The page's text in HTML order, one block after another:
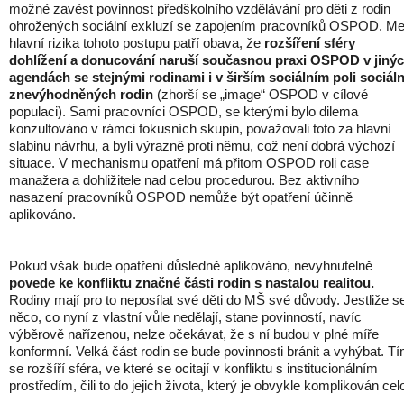
možné zavést povinnost předškolního vzdělávání pro děti z rodin
ohrožených sociální exkluzí se zapojením pracovníků OSPOD.
hlavní rizika tohoto postupu patří obava, že rozšíření sféry
dohlížení a donucování naruší současnou praxi OSPOD v
agendách se stejnými rodinami i v širším sociálním poli
znevýhodněných rodin (zhorší se „image“ OSPOD v cílové
populaci). Sami pracovníci OSPOD, se kterými bylo dilema
konzultováno v rámci fokusních skupin, považovali toto za hlavní
slabinu návrhu, a byli výrazně proti němu, což není dobrá výchozí
situace. V mechanismu opatření má přitom OSPOD roli case
manažera a dohližitele nad celou procedurou. Bez aktivního
nasazení pracovníků OSPOD nemůže být opatření účinně
aplikováno.
Pokud však bude opatření důsledně aplikováno, nevyhnutelně
povede ke konfliktu značné části rodin s nastalou realitou.
Rodiny mají pro to neposílat své děti do MŠ své důvody. Jestliže
něco, co nyní z vlastní vůle nedělají, stane povinností, navíc
výběrově nařízenou, nelze očekávat, že s ní budou v plné míře
konformní. Velká část rodin se bude povinnosti bránit a vyhýbat.
se rozšíří sféra, ve které se ocitají v konfliktu s institucionálním
prostředím, čili to do jejich života, který je obvykle komplikován